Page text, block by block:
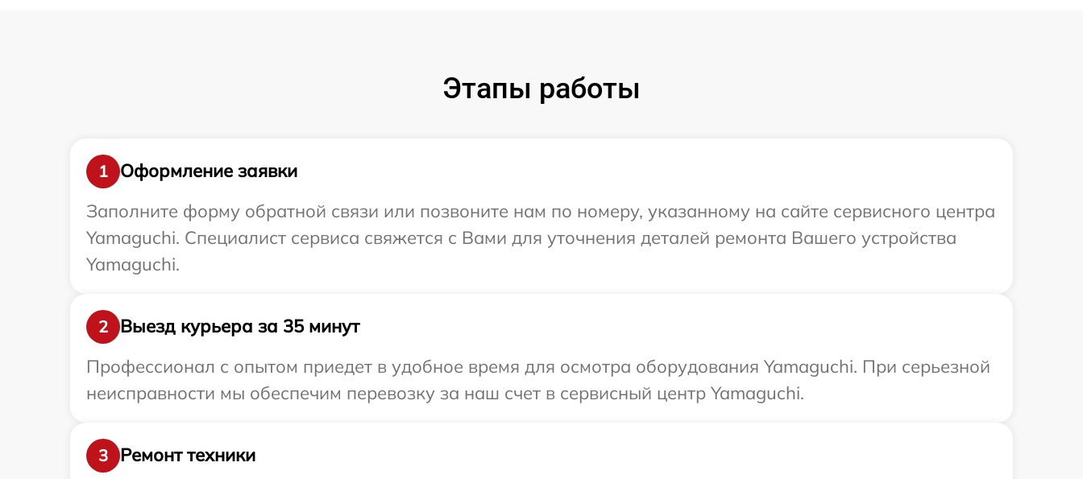
Этапы работы
1
Оформление заявки
Заполните форму обратной связи или позвоните нам по номеру, указанному на сайте сервисного центра
Yamaguchi. Специалист сервиса свяжется с Вами для уточнения деталей ремонта Вашего устройства
Yamaguchi.
2
Выезд курьера за 35 минут
Профессионал с опытом приедет в удобное время для осмотра оборудования Yamaguchi. При серьезной
неисправности мы обеспечим перевозку за наш счет в сервисный центр Yamaguchi.
3
Ремонт техники